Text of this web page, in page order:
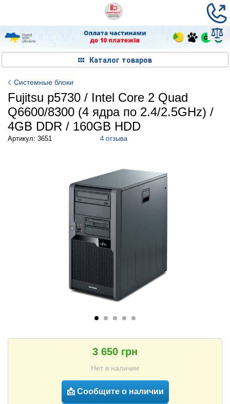
Каталог товаров
Системные блоки
Fujitsu p5730 / Intel Core 2 Quad
Q6600/8300 (4 ядра по 2.4/2.5GHz) /
4GB DDR / 160GB HDD
Артикул: 3651 4 отзыва
3 650 грн
Нет в наличии
📩 Сообщите о наличии